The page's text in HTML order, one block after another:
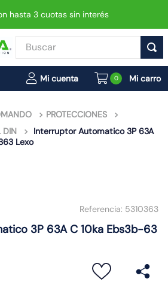
hasta 3 cuotas sin interés
Buscar
0
PROTECCIONES
DIN
Interruptor Automatico 3P 63A
Lexo
Referencia: 5310363
3P 63A C 10ka Ebs3b-63
TÉRMINOS MÁS BUSCADOS
1.
enchufe
.
interruptor
3.
foco
foco led
ampolleta
proyector led